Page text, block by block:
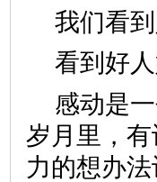
我们看
看到好
感动是
岁月里，
力的想办法